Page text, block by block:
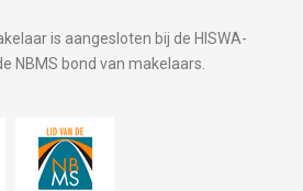
is aangesloten bij de HISWA-
NBMS bond van makelaars.